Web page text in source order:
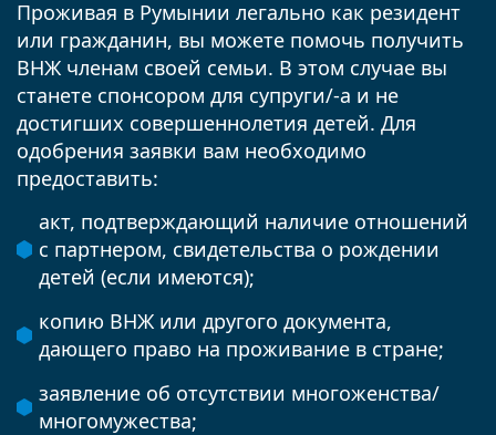
Проживая в Румынии легально как резидент
или гражданин, вы можете помочь получить
ВНЖ членам своей семьи. В этом случае вы
станете спонсором для супруги/-а и не
достигших совершеннолетия детей. Для
одобрения заявки вам необходимо
предоставить:
акт, подтверждающий наличие отношений
с партнером, свидетельства о рождении
детей (если имеются);
копию ВНЖ или другого документа,
дающего право на проживание в стране;
заявление об отсутствии многоженства/
многомужества;